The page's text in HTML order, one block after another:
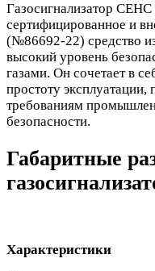
Газосигнализатор
сертифицированное и
(№86692-22) средство
высокий уровень
газами. Он сочетает в
простоту эксплуатации,
требованиям
безопасности.
Габаритные
Характеристики